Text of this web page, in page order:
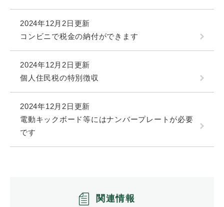
2024年12月2日更新
コンビニで税金の納付ができます
2024年12月2日更新
個人住民税の特別徴収
2024年12月2日更新
電動キックボード等にはナンバープレートが必要
です
関連情報